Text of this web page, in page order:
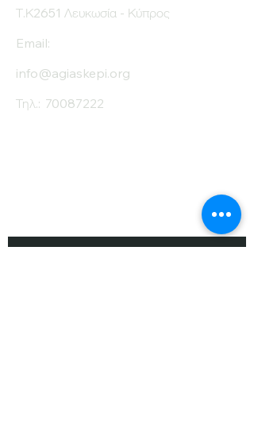
Τ.Κ2651 Λευκωσία - Κύπρος
Email:
info@agiaskepi.org
Τηλ.: 70087222
Όνομα